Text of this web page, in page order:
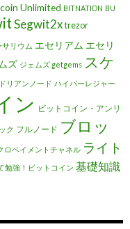
Unlimited BITNATION BU
Segwit2x trezor
サリウム エセリアム エセリ
ズ ジェムズ getgems スケ
ドリアンノード ハイパーレジャー
ン ビットコイン・アンリ
ク フルノード ブロッ
ロペイメントチャネル ライト
勉強！ビットコイン 基礎知識